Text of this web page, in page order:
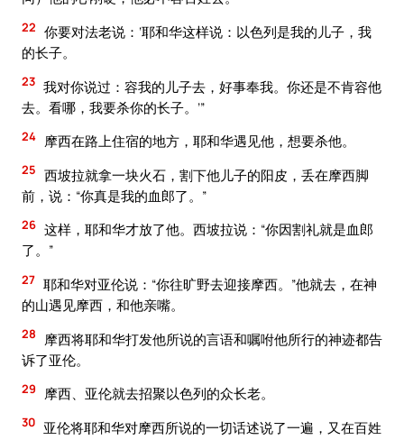
22 你要对法老说：‘耶和华这样说：以色列是我的儿子，我
的长子。
23 我对你说过：容我的儿子去，好事奉我。你还是不肯容他
去。看哪，我要杀你的长子。’”
24 摩西在路上住宿的地方，耶和华遇见他，想要杀他。
25 西坡拉就拿一块火石，割下他儿子的阳皮，丢在摩西脚
前，说：“你真是我的血郎了。”
26 这样，耶和华才放了他。西坡拉说：“你因割礼就是血郎
了。”
27 耶和华对亚伦说：“你往旷野去迎接摩西。”他就去，在神
的山遇见摩西，和他亲嘴。
28
摩西将耶和华打发他所说的言语和嘱咐他所行的神迹都告
诉了亚伦。
29 摩西、亚伦就去招聚以色列的众长老。
30 亚伦将耶和华对摩西所说的一切话述说了一遍，又在百姓